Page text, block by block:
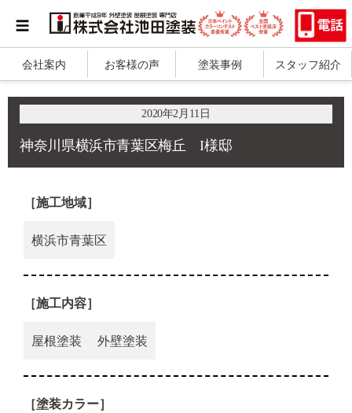
会社案内 お客様の声 塗装事例 スタッフ紹介
2020年2月11日
神奈川県横浜市青葉区梅丘 I様邸
［施工地域］
横浜市青葉区
［施工内容］
屋根塗装 外壁塗装
［塗装カラー］